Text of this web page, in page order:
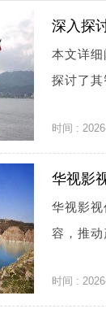
深入探
本文详
探讨了
时间 :
华视影
华视影
容，推
时间 :